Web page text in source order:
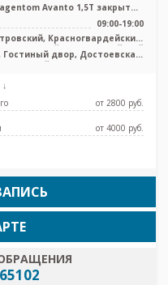
Avanto 1,5Т закрытый
тип, МРТ Philips Ingenia 3.0 ...
09:00-19:00
Красногвардейский,
Центральный, Адмиралтейский
Гостиный двор, Достоевская,
Невский проспект, Площадь
от 2800 pуб.
от 4000 pуб.